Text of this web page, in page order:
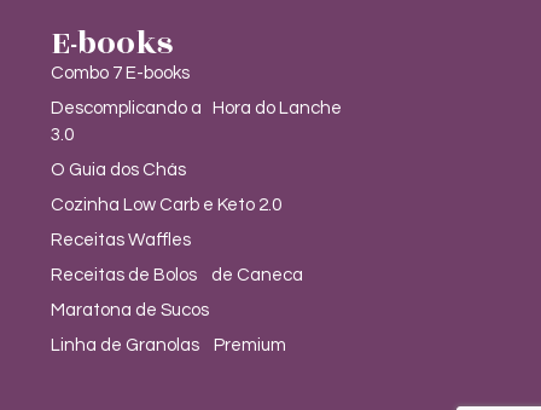
E-books
Combo 7 E-books
Descomplicando a Hora do Lanche
3.0
O Guia dos Chás
Cozinha Low Carb e Keto 2.0
Receitas Waffles
Receitas de Bolos de Caneca
Maratona de Sucos
Linha de Granolas Premium